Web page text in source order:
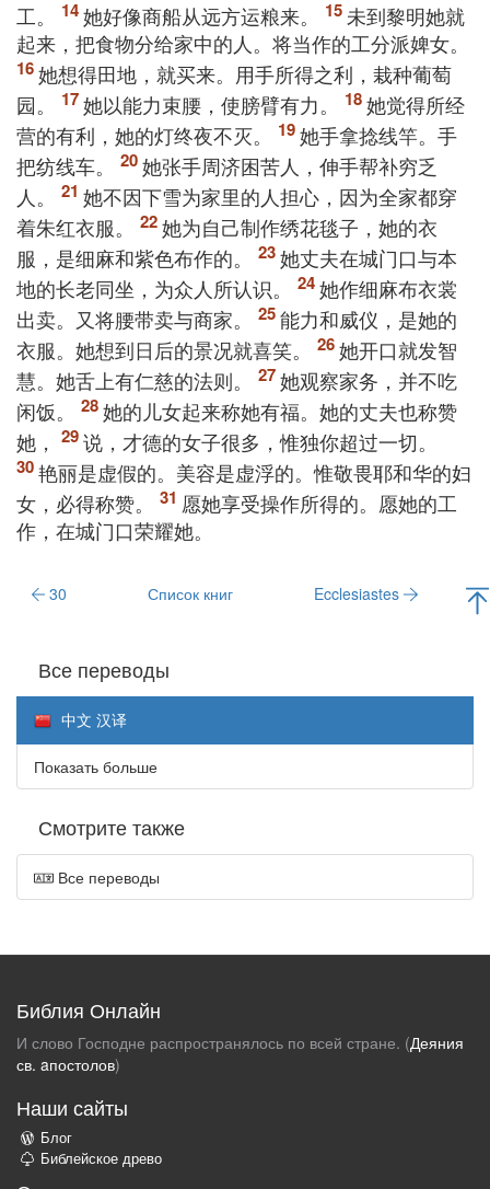
工。
她好像商船从远方运粮来。
未到黎明她就
起来，把食物分给家中的人。将当作的工分派婢女。
她想得田地，就买来。用手所得之利，栽种葡萄
园。
她以能力束腰，使膀臂有力。
她觉得所经
营的有利，她的灯终夜不灭。
她手拿捻线竿。手
把纺线车。
她张手周济困苦人，伸手帮补穷乏
人。
她不因下雪为家里的人担心，因为全家都穿
着朱红衣服。
她为自己制作绣花毯子，她的衣
服，是细麻和紫色布作的。
她丈夫在城门口与本
地的长老同坐，为众人所认识。
她作细麻布衣裳
出卖。又将腰带卖与商家。
能力和威仪，是她的
衣服。她想到日后的景况就喜笑。
她开口就发智
慧。她舌上有仁慈的法则。
她观察家务，并不吃
闲饭。
她的儿女起来称她有福。她的丈夫也称赞
她，
说，才德的女子很多，惟独你超过一切。
艳丽是虚假的。美容是虚浮的。惟敬畏耶和华的妇
女，必得称赞。
愿她享受操作所得的。愿她的工
作，在城门口荣耀她。
30 Список книг Ecclesiastes
Все переводы
中文 汉译
Показать больше
Смотрите также
Все переводы
Библия Онлайн
И слово Господне распространялось по всей стране. (Деяния
св. aпостолов)
Наши сайты
Блог
Библейское древо